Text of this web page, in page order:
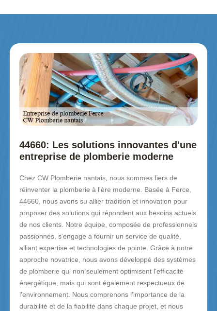
44660: Les solutions innovantes d'une
entreprise de plomberie moderne
Chez CW Plomberie nantais, nous sommes fiers de
réinventer la plomberie à l'ère moderne. Basée à Ferce,
44660, nous avons su allier tradition et innovation pour
proposer des solutions qui répondent aux besoins actuels
de nos clients. Notre équipe, composée de professionnels
passionnés, s'engage à fournir un service de qualité,
alliant expertise et technologies de pointe. Grâce à notre
approche novatrice, nous avons développé des systèmes
de plomberie qui non seulement optimisent l'efficacité
énergétique, mais qui sont également respectueux de
l'environnement. Nous comprenons l'importance de la
durabilité et de la fiabilité dans chaque projet, et nous